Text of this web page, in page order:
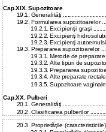
Cap.XIX. Supozitoare
19.1. Generalităţi
19.2. Formularea supozitoarelor
19.2.1. Excipienţii graşi
19.2.2. Excipienţi
19.2.3. Excipienţi
19.3. Prepararea supozitoarelor
19.3.1. Metode de preparare
19.3.2. Alte tipuri de
19.3.3. Prepararea
19.3.4. Alte preparate rectale
19.3.5. Supozitoare vaginale
Cap.XX. Pulberi
20.1. Generalităţi
20.2. Clasificarea pulberilor
20.3. Proprietăţile (caracteristicile)